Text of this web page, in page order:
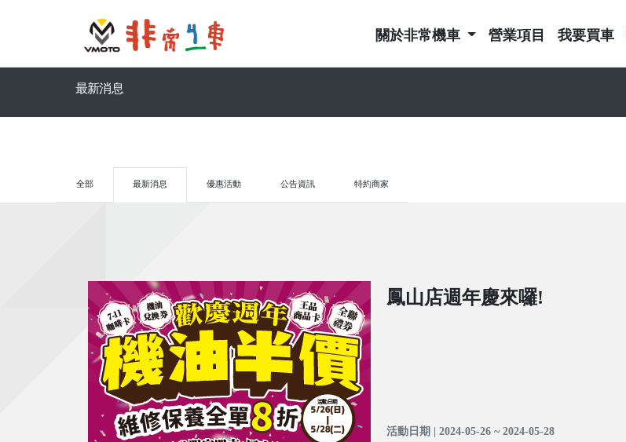
關於非常機車 營業項目 我要買車
最新消息
全部 最新消息 優惠活動 公告資訊 特約商家
鳳山店週年慶來囉!
活動日期 | 2024-05-26 ~ 2024-05-28